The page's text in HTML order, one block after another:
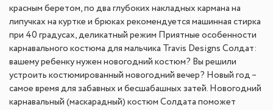
красным беретом, по два глубоких накладных кармана на
липучках на куртке и брюках рекомендуется машинная стирка
при 40 градусах, деликатный режим Приятные особенности
карнавального костюма для мальчика Travis Designs Солдат:
вашему ребенку нужен новогодний костюм? Вы решили
устроить костюмированный новогодний вечер? Новый год –
самое время для забавных и бесшабашных затей. Новогодний
карнавальный (маскарадный) костюм Солдата поможет